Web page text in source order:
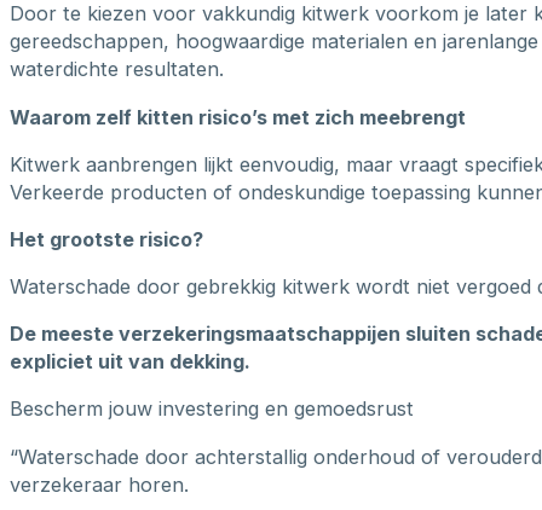
Door te kiezen voor vakkundig kitwerk voorkom je later
gereedschappen, hoogwaardige materialen en
waterdichte resultaten.
Waarom zelf kitten risico’s met zich meebrengt
Kitwerk aanbrengen lijkt eenvoudig, maar vraagt
Verkeerde producten of ondeskundige toepassing
Het grootste risico?
Waterschade door gebrekkig kitwerk wordt niet
De meeste verzekeringsmaatschappijen sluiten
expliciet uit van dekking.
Bescherm jouw investering en gemoedsrust
“Waterschade door achterstallig onderhoud of
verzekeraar horen.